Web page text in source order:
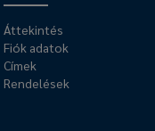
Áttekintés
Fiók adatok
Címek
Rendelések